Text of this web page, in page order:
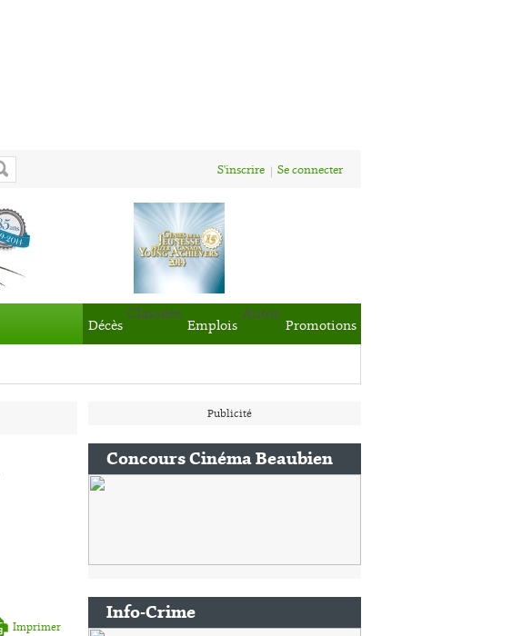
S'inscrire Se connecter
Décès
Classées
Emplois
Autos
Promotions
Imprimer
Publicité
Concours Cinéma Beaubien
Info-Crime